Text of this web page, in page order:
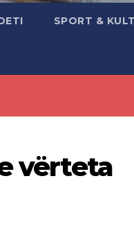
SPORT &
vërteta